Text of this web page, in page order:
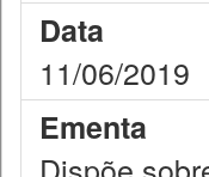
Data
11/06/2019
Ementa